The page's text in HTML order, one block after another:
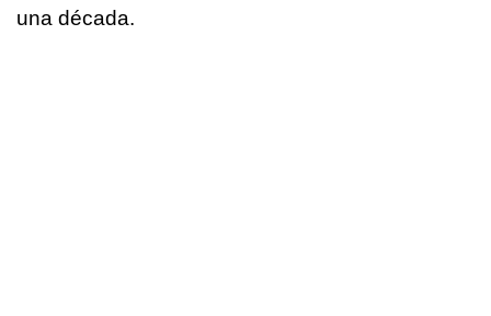
una década.